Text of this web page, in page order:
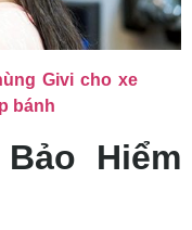
Givi cho xe
bánh
Hiểm